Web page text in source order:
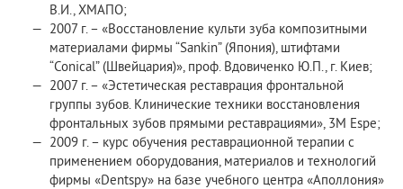
В.И., ХМАПО;
2007 г. – «Восстановление культи зуба композитными
материалами фирмы “Sankin” (Япония), штифтами
“Conical” (Швейцария)», проф. Вдовиченко Ю.П., г. Киев;
2007 г. – «Эстетическая реставрация фронтальной
группы зубов. Клинические техники восстановления
фронтальных зубов прямыми реставрациями», 3M Espe;
2009 г. – курс обучения реставрационной терапии с
применением оборудования, материалов и технологий
фирмы «Dentspy» на базе учебного центра «Аполлония»